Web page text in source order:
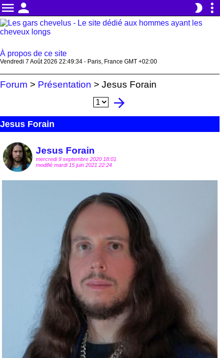
menu person brightness_2 more_vert
À propos de ce site
Vendredi 7 Août 2026 22:49:36 - Paris, France GMT +02:00
Forum > Présentation > Jesus Forain
arrow_forward
Jesus Forain
Jesus Forain
mercredi 9 septembre 2020 18:01
modifié mardi 15 juin 2021 22:24